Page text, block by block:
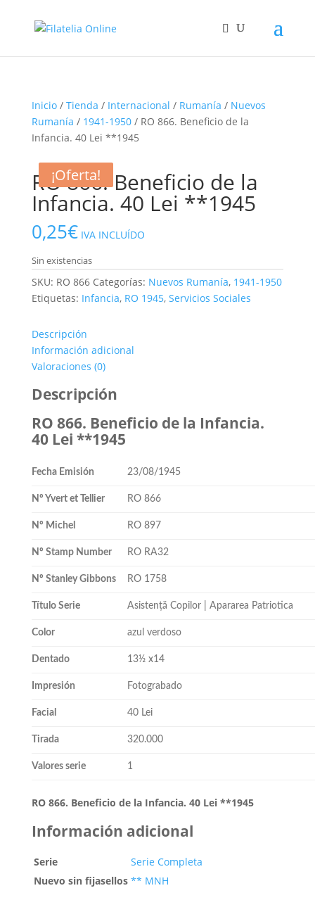
Inicio/ Tienda / Internacional / Rumanía / Nuevos
Rumanía / 1941-1950/ RO 866. Beneficio de la
Infancia. 40 Lei **1945
RO 866. Beneficio de la
Infancia. 40 Lei **1945
0,25€ IVA INCLUÍDO
Sin existencias
SKU: RO 866 Categorías: Nuevos Rumanía, 1941-1950
Etiquetas: Infancia, RO 1945, Servicios Sociales
Descripción
Información adicional
Valoraciones (0)
Descripción
RO 866. Beneficio de la Infancia.
40 Lei **1945
Fecha Emisión 23/08/1945
Nº Yvert et Tellier RO 866
Nº Michel RO 897
Nº Stamp Number RO RA32
Nº Stanley Gibbons RO 1758
Título Serie Asistență Copilor | Apararea Patriotica
Color azul verdoso
Dentado 13½ x14
Impresión Fotograbado
Facial 40 Lei
Tirada 320.000
Valores serie 1
RO 866. Beneficio de la Infancia. 40 Lei **1945
Información adicional
Serie
Serie Completa
Nuevo sin fijasellos ** MNH
¡Oferta!
¡Oferta!